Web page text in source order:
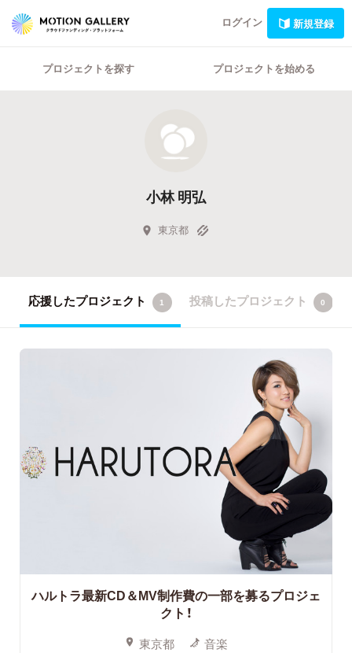
ログイン 新規登録
プロジェクトを探す プロジェクトを始める
小林 明弘
東京都
応援したプロジェクト 1 投稿したプロジェクト 0
ハルトラ最新CD＆MV制作費の一部を募るプロジェ
クト！
東京都 音楽